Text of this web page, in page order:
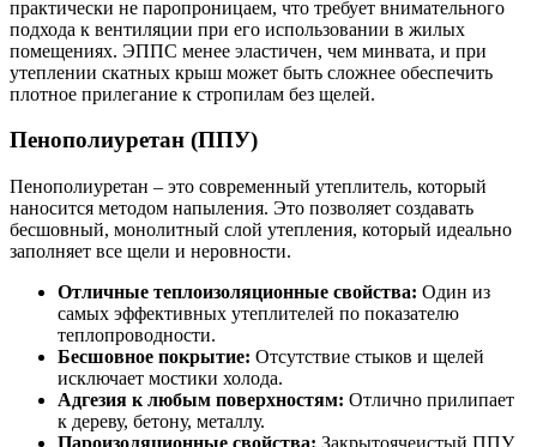
практически не паропроницаем, что требует внимательного
подхода к вентиляции при его использовании в жилых
помещениях. ЭППС менее эластичен, чем минвата, и при
утеплении скатных крыш может быть сложнее обеспечить
плотное прилегание к стропилам без щелей.
Пенополиуретан (ППУ)
Пенополиуретан – это современный утеплитель, который
наносится методом напыления. Это позволяет создавать
бесшовный, монолитный слой утепления, который идеально
заполняет все щели и неровности.
Отличные теплоизоляционные свойства: Один из
самых эффективных утеплителей по показателю
теплопроводности.
Бесшовное покрытие: Отсутствие стыков и щелей
исключает мостики холода.
Адгезия к любым поверхностям: Отлично прилипает
к дереву, бетону, металлу.
Пароизоляционные свойства: Закрытоячеистый ППУ